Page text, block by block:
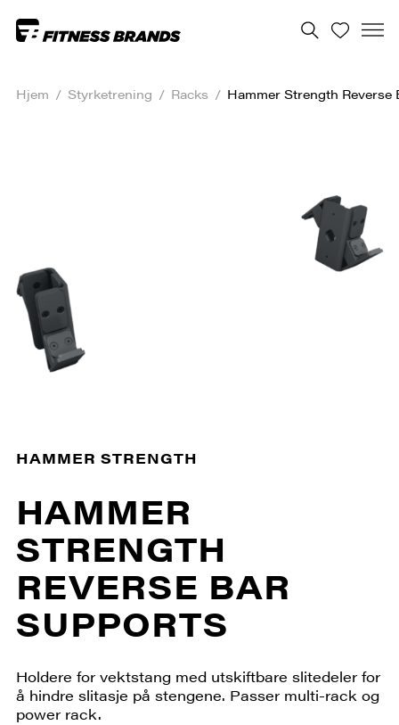
Hjem / Styrketrening / Racks / Hammer Strength Reverse
HAMMER STRENGTH
HAMMER
STRENGTH
REVERSE BAR
SUPPORTS
Holdere for vektstang med utskiftbare slitedeler for
å hindre slitasje på stengene. Passer multi-rack og
power rack.